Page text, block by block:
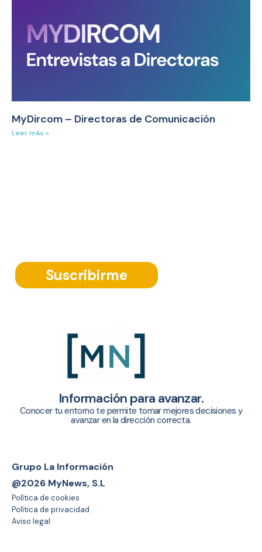
MyDircom – Directoras de Comunicación
Leer más »
Suscribirme
Información para avanzar.
Conocer tu entorno te permite tomar mejores decisiones y
avanzar en la dirección correcta.
Grupo La Información
@2026 MyNews, S.L
Política de cookies
Política de privacidad
Aviso legal